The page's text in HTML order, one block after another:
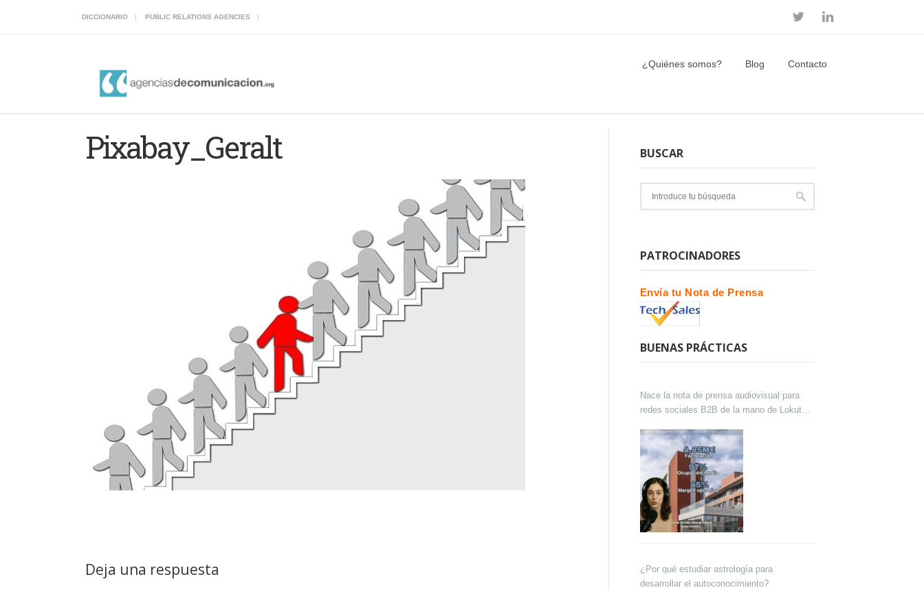
DICCIONARIO PUBLIC RELATIONS AGENCIES
¿Quiénes somos? Blog Contacto
Pixabay_Geralt
Deja una respuesta
BUSCAR
PATROCINADORES
Envía tu Nota de Prensa
BUENAS PRÁCTICAS
Nace la nota de prensa audiovisual para
redes sociales B2B de la mano de Lokutor
¿Por qué estudiar astrología para
desarrollar el autoconocimiento?